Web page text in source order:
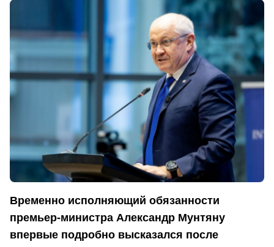
Временно исполняющий обязанности
премьер-министра Александр Мунтяну
впервые подробно высказался после